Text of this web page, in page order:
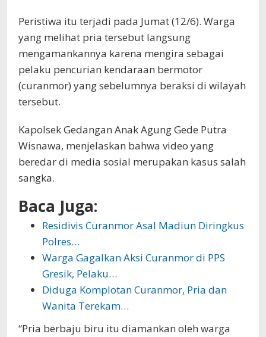
Peristiwa itu terjadi pada Jumat (12/6). Warga
yang melihat pria tersebut langsung
mengamankannya karena mengira sebagai
pelaku pencurian kendaraan bermotor
(curanmor) yang sebelumnya beraksi di wilayah
tersebut.
Kapolsek Gedangan Anak Agung Gede Putra
Wisnawa, menjelaskan bahwa video yang
beredar di media sosial merupakan kasus salah
sangka.
Baca Juga:
Residivis Curanmor Asal Madiun Diringkus
Polres…
Warga Gagalkan Aksi Curanmor di PPS
Gresik, Pelaku…
Diduga Komplotan Curanmor, Pria dan
Wanita Terekam…
“Pria berbaju biru itu diamankan oleh warga